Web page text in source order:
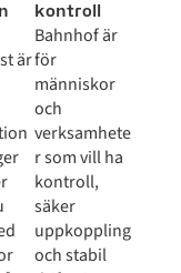
är
kontroll
Bahnhof är
för
människor
och
verksamhete
r som vill ha
kontroll,
säker
uppkoppling
och stabil